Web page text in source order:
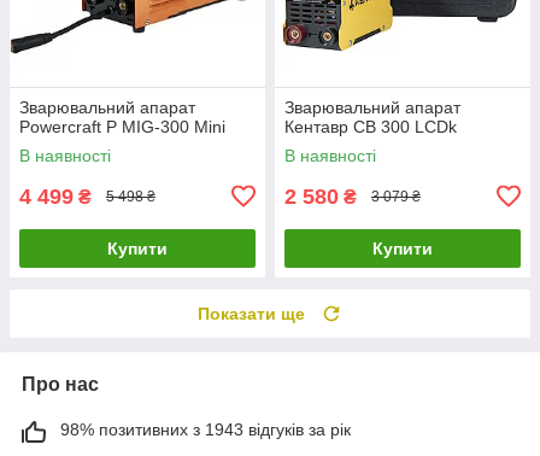
Зварювальний апарат
Powercraft P MIG-300 Mini
В наявності
4 499 ₴ 5 498 ₴
Купити
Зварювальний апарат
Кентавр СВ 300 LCDk
В наявності
2 580 ₴ 3 079 ₴
Купити
Показати ще
Про нас
98% позитивних з 1943 відгуків за рік